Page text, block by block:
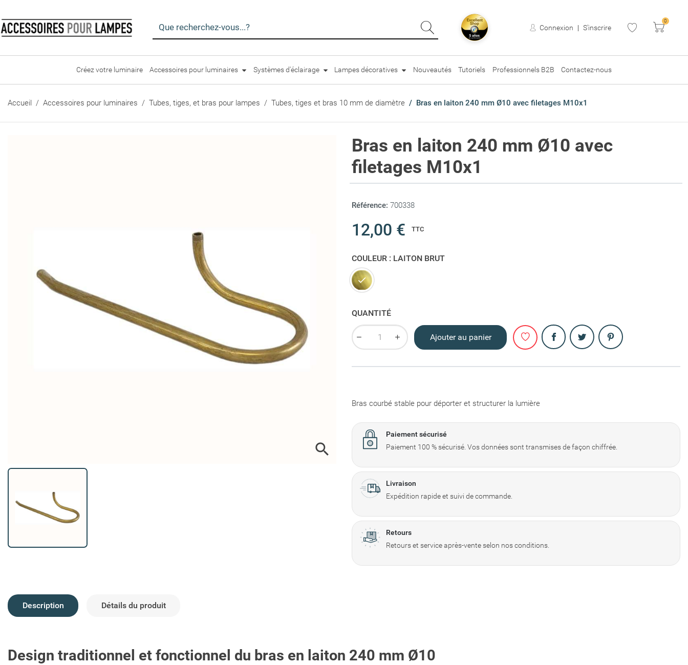
Connexion | S'inscrire Panier
0
Créez votre luminaire Accessoires pour luminaires Systèmes d'éclairage Lampes décoratives Nouveautés Tutoriels Professionnels B2B Contactez-nous
Accueil Accessoires pour luminaires Tubes, tiges, et bras pour lampes Tubes, tiges et bras 10 mm de diamètre Bras en laiton 240 mm Ø10 avec filetages M10x1

Bras en laiton 240 mm Ø10 avec
filetages M10x1
Référence: 700338
12,00 € TTC
COULEUR : LAITON BRUT
Laiton brut
QUANTITÉ
Ajouter au panier
Partager
Bras courbé stable pour déporter et structurer la lumière
Paiement sécurisé
Paiement 100 % sécurisé. Vos données sont transmises de façon chiffrée.
Livraison
Expédition rapide et suivi de commande.
Retours
Retours et service après-vente selon nos conditions.
Description Détails du produit
Design traditionnel et fonctionnel du bras en laiton 240 mm Ø10